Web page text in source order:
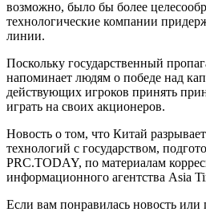
возможно, было бы более
технологические компании
линии.
Поскольку государственный
напоминает людям о победе над
действующих игроков принять
играть на своих акционеров.
Новость о том, что Китай
технологий с государством,
PRC.TODAY, по материалам
информационного агентства Asia
Если вам понравилась новость или